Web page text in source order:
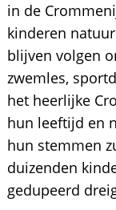
in de
kinderen
blijven volgen
zwemles,
het heerlijke
hun leeftijd en
hun stemmen
duizenden
gedupeerd